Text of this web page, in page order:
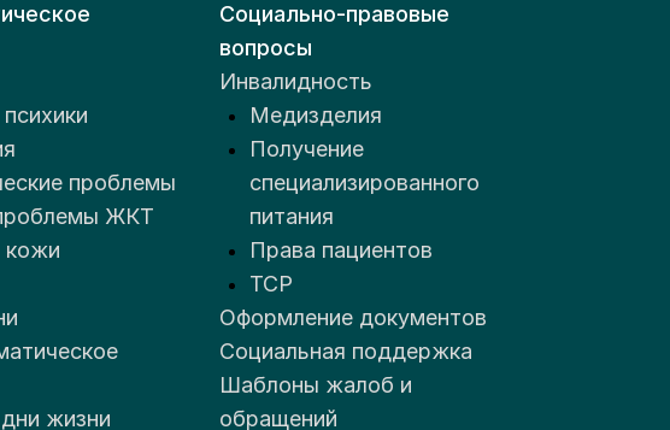
проблемы
ЖКТ
кожи
жизни
Социально-правовые
вопросы
Инвалидность
Медизделия
Получение
специализированного
питания
Права пациентов
ТСР
Оформление документов
Социальная поддержка
Шаблоны жалоб и
обращений